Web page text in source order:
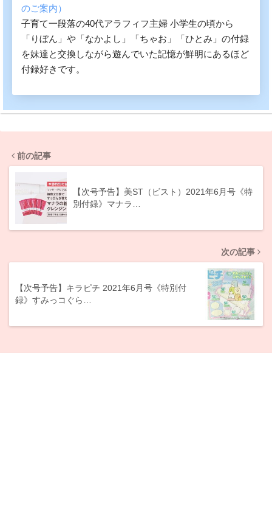
のご案内）
子育て一段落の40代アラフィフ主婦 小学生の頃から
「りぼん」や「なかよし」「ちゃお」「ひとみ」の付録
を妹達と交換しながら遊んでいた記憶が鮮明にあるほど
付録好きです。
前の記事
【次号予告】美ST（ビスト）2021年6月号《特
別付録》マナラ…
次の記事
【次号予告】キラピチ 2021年6月号《特別付
録》すみっコぐら…